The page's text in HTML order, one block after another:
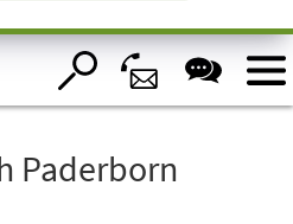
Paderborn